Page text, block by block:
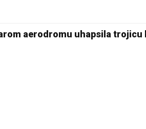
aerodromu uhapsila trojicu